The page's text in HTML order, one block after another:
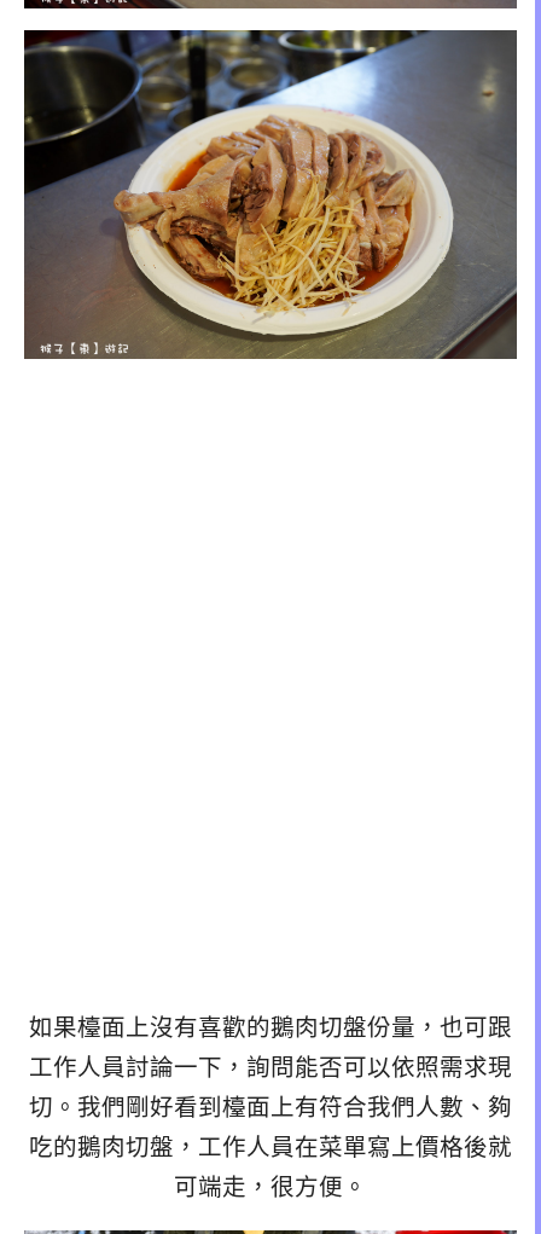
如果檯面上沒有喜歡的鵝肉切盤份量，也可跟
工作人員討論一下，詢問能否可以依照需求現
切。我們剛好看到檯面上有符合我們人數、夠
吃的鵝肉切盤，工作人員在菜單寫上價格後就
可端走，很方便。